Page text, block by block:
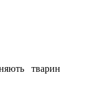
тварин